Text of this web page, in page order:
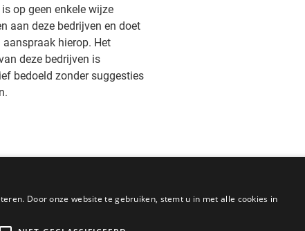
op geen enkele wijze
aan deze bedrijven en doet
aanspraak hierop. Het
deze bedrijven is
bedoeld zonder suggesties
Door onze website te gebruiken, stemt u in met alle cookies in